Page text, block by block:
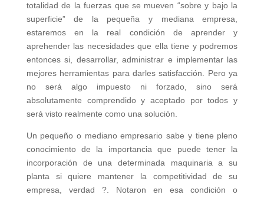
totalidad de la fuerzas que se mueven “sobre y bajo la
superficie” de la pequeña y mediana empresa,
estaremos en la real condición de aprender y
aprehender las necesidades que ella tiene y podremos
entonces si, desarrollar, administrar e implementar las
mejores herramientas para darles satisfacción. Pero ya
no será algo impuesto ni forzado, sino será
absolutamente comprendido y aceptado por todos y
será visto realmente como una solución.
Un pequeño o mediano empresario sabe y tiene pleno
conocimiento de la importancia que puede tener la
incorporación de una determinada maquinaria a su
planta si quiere mantener la competitividad de su
empresa, verdad ?. Notaron en esa condición o